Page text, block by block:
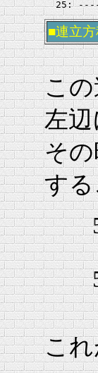
■連立方
こ
左
そ
す
5:
5:
こ